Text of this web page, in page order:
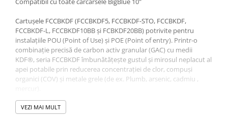
Deferizare cu BIRM
Zeolit / Turbidex
Carbune Activ
Filter AG
Eliminare nitriti / nitrati
Pompe dozatoare
Baterii purificator
Cartușele FCCBKDF (FCCBKDF5, FCCBKDF-STO, FCCBKDF,
FCCBKDF-L, FCCBKDF10BB și FCBKDF20BB) potrivite pentru
instalațiile POU (Point of Use) și POE (Point of entry). Printr-o
combinație precisă de carbon activ granular (GAC) cu medii
KDF®, seria FCCBKDF îmbunătățește gustul și mirosul neplacut al
apei potabile prin reducerea concentrației de clor, compuși
organici (COV) și metale grele (de ex. Plumb, arsenic, cadmiu ,
Mediile KDF® inhibă, de asemenea, creșterea bacteriilor,
prelungind durata de viață a cartușului, sporind alimentarea
VEZI MAI MULT